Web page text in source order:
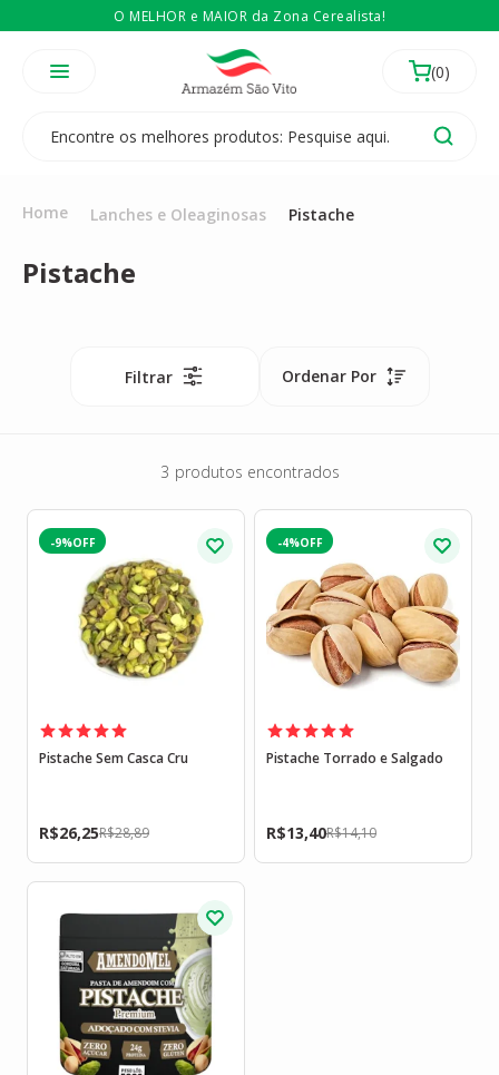
O MELHOR e MAIOR da Zona Cerealista!
Temos 3 lojas físicas na Zona Cerealista de São Paulo!
É revendedor? EntãoCompre no atacado
Home Lanches e Oleaginosas Pistache
Pistache
Filtrar Ordenar Por
3 produtos encontrados
-9%
Pistache Sem Casca Cru
R$28,89
R$26,25
-4%
Pistache Torrado e Salgado
R$14,10
R$13,40